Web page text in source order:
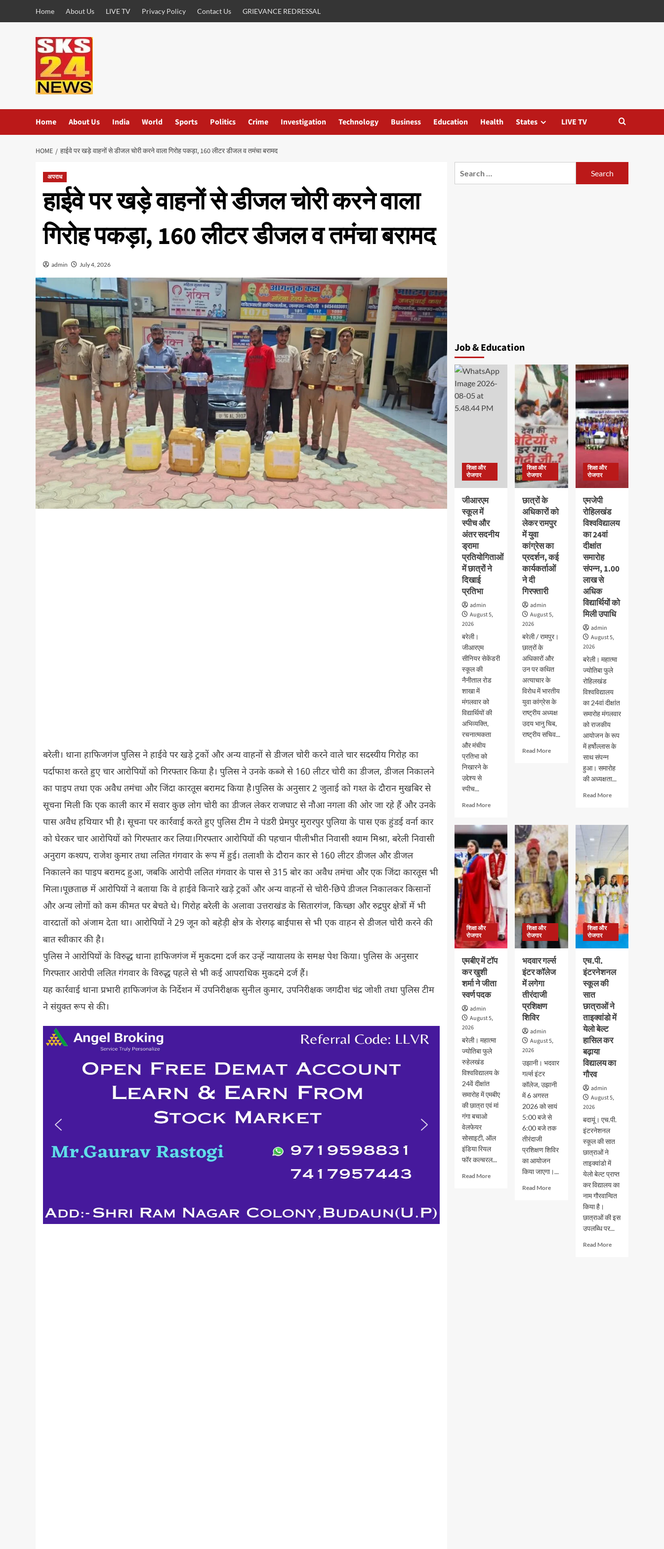
Home About Us LIVE TV Privacy Policy Contact Us GRIEVANCE REDRESSAL
Home About Us India World Sports Politics Crime Investigation Technology Business Education Health States LIVE TV
HOME हाईवे पर खड़े वाहनों से डीजल चोरी करने वाला गिरोह पकड़ा, 160 लीटर डीजल व तमंचा बरामद
अपराध
हाईवे पर खड़े वाहनों से डीजल चोरी करने वाला
गिरोह पकड़ा, 160 लीटर डीजल व तमंचा बरामद
admin July 4, 2026
बरेली। थाना हाफिजगंज पुलिस ने हाईवे पर खड़े ट्रकों और अन्य वाहनों से डीजल चोरी करने वाले चार सदस्यीय गिरोह का
पर्दाफाश करते हुए चार आरोपियों को गिरफ्तार किया है। पुलिस ने उनके कब्जे से 160 लीटर चोरी का डीजल, डीजल निकालने
का पाइप तथा एक अवैध तमंचा और जिंदा कारतूस बरामद किया है।पुलिस के अनुसार 2 जुलाई को गश्त के दौरान मुखबिर से
सूचना मिली कि एक काली कार में सवार कुछ लोग चोरी का डीजल लेकर राजघाट से नौआ नगला की ओर जा रहे हैं और उनके
पास अवैध हथियार भी है। सूचना पर कार्रवाई करते हुए पुलिस टीम ने पंडरी प्रेमपुर मुरारपुर पुलिया के पास एक हुंडई वर्ना कार
को घेरकर चार आरोपियों को गिरफ्तार कर लिया।गिरफ्तार आरोपियों की पहचान पीलीभीत निवासी श्याम मिश्रा, बरेली निवासी
अनुराग कश्यप, राजेश कुमार तथा ललित गंगवार के रूप में हुई। तलाशी के दौरान कार से 160 लीटर डीजल और डीजल
निकालने का पाइप बरामद हुआ, जबकि आरोपी ललित गंगवार के पास से 315 बोर का अवैध तमंचा और एक जिंदा कारतूस भी
मिला।पूछताछ में आरोपियों ने बताया कि वे हाईवे किनारे खड़े ट्रकों और अन्य वाहनों से चोरी-छिपे डीजल निकालकर किसानों
और अन्य लोगों को कम कीमत पर बेचते थे। गिरोह बरेली के अलावा उत्तराखंड के सितारगंज, किच्छा और रुद्रपुर क्षेत्रों में भी
वारदातों को अंजाम देता था। आरोपियों ने 29 जून को बहेड़ी क्षेत्र के शेरगढ़ बाईपास से भी एक वाहन से डीजल चोरी करने की
बात स्वीकार की है।
पुलिस ने आरोपियों के विरुद्ध थाना हाफिजगंज में मुकदमा दर्ज कर उन्हें न्यायालय के समक्ष पेश किया। पुलिस के अनुसार
गिरफ्तार आरोपी ललित गंगवार के विरुद्ध पहले से भी कई आपराधिक मुकदमे दर्ज हैं।
यह कार्रवाई थाना प्रभारी हाफिजगंज के निर्देशन में उपनिरीक्षक सुनील कुमार, उपनिरीक्षक जगदीश चंद्र जोशी तथा पुलिस टीम
ने संयुक्त रूप से की।
Job & Education
शिक्षा और
रोजगार
जीआरएम
स्कूल में
स्पीच और
अंतर सदनीय
ड्रामा
प्रतियोगिताओं
में छात्रों ने
दिखाई
प्रतिभा
admin
August 5,
2026
बरेली।
जीआरएम
सीनियर सेकेंडरी
स्कूल की
नैनीताल रोड
शाखा में
मंगलवार को
विद्यार्थियों की
अभिव्यक्ति,
रचनात्मकता
और मंचीय
प्रतिभा को
निखारने के
उद्देश्य से
स्पीच...
Read MoreRead
जीआरएम
स्कूल
में
स्पीच
और
अंतर
सदनीय
ड्रामा
प्रतियोगिताओं
में
छात्रों
दिखाई
शिक्षा और
रोजगार
छात्रों के
अधिकारों को
लेकर रामपुर
में युवा
कांग्रेस का
प्रदर्शन, कई
कार्यकर्ताओं
ने दी
गिरफ्तारी
admin
August 5,
2026
बरेली / रामपुर।
छात्रों के
अधिकारों और
उन पर कथित
अत्याचार के
विरोध में भारतीय
युवा कांग्रेस के
राष्ट्रीय अध्यक्ष
उदय भानु चिब,
राष्ट्रीय सचिव...
Read MoreRead
रामपुर
में
युवा
कांग्रेस
का
प्रदर्शन,
कई
कार्यकर्ताओं
ने
दी
गिरफ्तारी
शिक्षा और
रोजगार
एमजेपी
रोहिलखंड
विश्वविद्यालय
का 24वां
दीक्षांत
समारोह
संपन्न, 1.00
लाख से
अधिक
विद्यार्थियों को
मिली उपाधि
admin
August 5,
2026
बरेली। महात्मा
ज्योतिबा फुले
रोहिलखंड
विश्वविद्यालय
का 24वां दीक्षांत
समारोह मंगलवार
को राजकीय
आयोजन के रूप
में हर्षोल्लास के
साथ संपन्न
हुआ। समारोह
की अध्यक्षता...
Read MoreRead
रोहिलखंड
विश्वविद्यालय
का
दीक्षांत
समारोह
संपन्न,
1.00
लाख
से
अधिक
विद्यार्थियों
शिक्षा और
रोजगार
एमबीए में टॉप
कर खुशी
शर्मा ने जीता
स्वर्ण पदक
admin
August 5,
2026
बरेली। महात्मा
ज्योतिबा फुले
रुहेलखंड
विश्वविद्यालय के
24वें दीक्षांत
समारोह में एमबीए
की छात्रा एवं मां
गंगा बचाओ
वेलफेयर
सोसाइटी, ऑल
इंडिया रियल
फॉर कल्चरल...
Read MoreRead
शिक्षा और
रोजगार
भदवार गर्ल्स
इंटर कॉलेज
में लगेगा
तीरंदाजी
प्रशिक्षण
शिविर
admin
August 5,
2026
उझानी। भदवार
गर्ल्स इंटर
कॉलेज, उझानी
में 6 अगस्त
2026 को सायं
5:00 बजे से
6:00 बजे तक
तीरंदाजी
प्रशिक्षण शिविर
का आयोजन
किया जाएगा।...
Read MoreRead
शिक्षा और
रोजगार
एच.पी.
इंटरनेशनल
स्कूल की
सात
छात्राओं ने
ताइक्वांडो में
येलो बेल्ट
हासिल कर
बढ़ाया
विद्यालय का
गौरव
admin
August 5,
2026
बदायूं। एच.पी.
इंटरनेशनल
स्कूल की सात
छात्राओं ने
ताइक्वांडो में
येलो बेल्ट प्राप्त
कर विद्यालय का
नाम गौरवान्वित
किया है।
छात्राओं की इस
उपलब्धि पर...
Read MoreRead